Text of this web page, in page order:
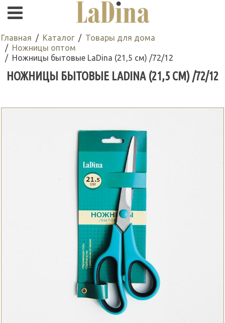
Главная Каталог
Товары для дома
Ножницы оптом
Ножницы бытовые LaDina (21,5 см) /72/12
НОЖНИЦЫ БЫТОВЫЕ LADINA (21,5 СМ) /72/12